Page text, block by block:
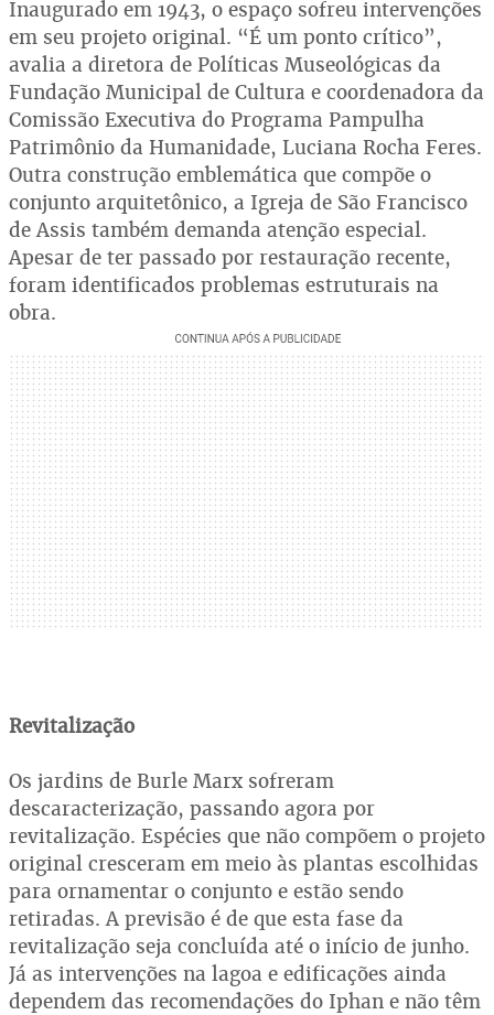
Inaugurado em 1943, o espaço sofreu intervenções
em seu projeto original. “É um ponto crítico”,
avalia a diretora de Políticas Museológicas da
Fundação Municipal de Cultura e coordenadora da
Comissão Executiva do Programa Pampulha
Patrimônio da Humanidade, Luciana Rocha Feres.
Outra construção emblemática que compõe o
conjunto arquitetônico, a Igreja de São Francisco
de Assis também demanda atenção especial.
Apesar de ter passado por restauração recente,
foram identificados problemas estruturais na
obra.
Revitalização
Os jardins de Burle Marx sofreram
descaracterização, passando agora por
revitalização. Espécies que não compõem o projeto
original cresceram em meio às plantas escolhidas
para ornamentar o conjunto e estão sendo
retiradas. A previsão é de que esta fase da
revitalização seja concluída até o início de junho.
Já as intervenções na lagoa e edificações ainda
dependem das recomendações do Iphan e não têm